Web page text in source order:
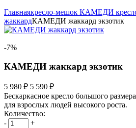
Главнаякресло-мешок КАМЕДИ
жаккардКАМЕДИ жаккард экзотик
-7%
КАМЕДИ жаккард экзотик
5 980 ₽ 5 590 ₽
Бескаркасное кресло большого
для взрослых людей высокого роста.
Количество:
-
+